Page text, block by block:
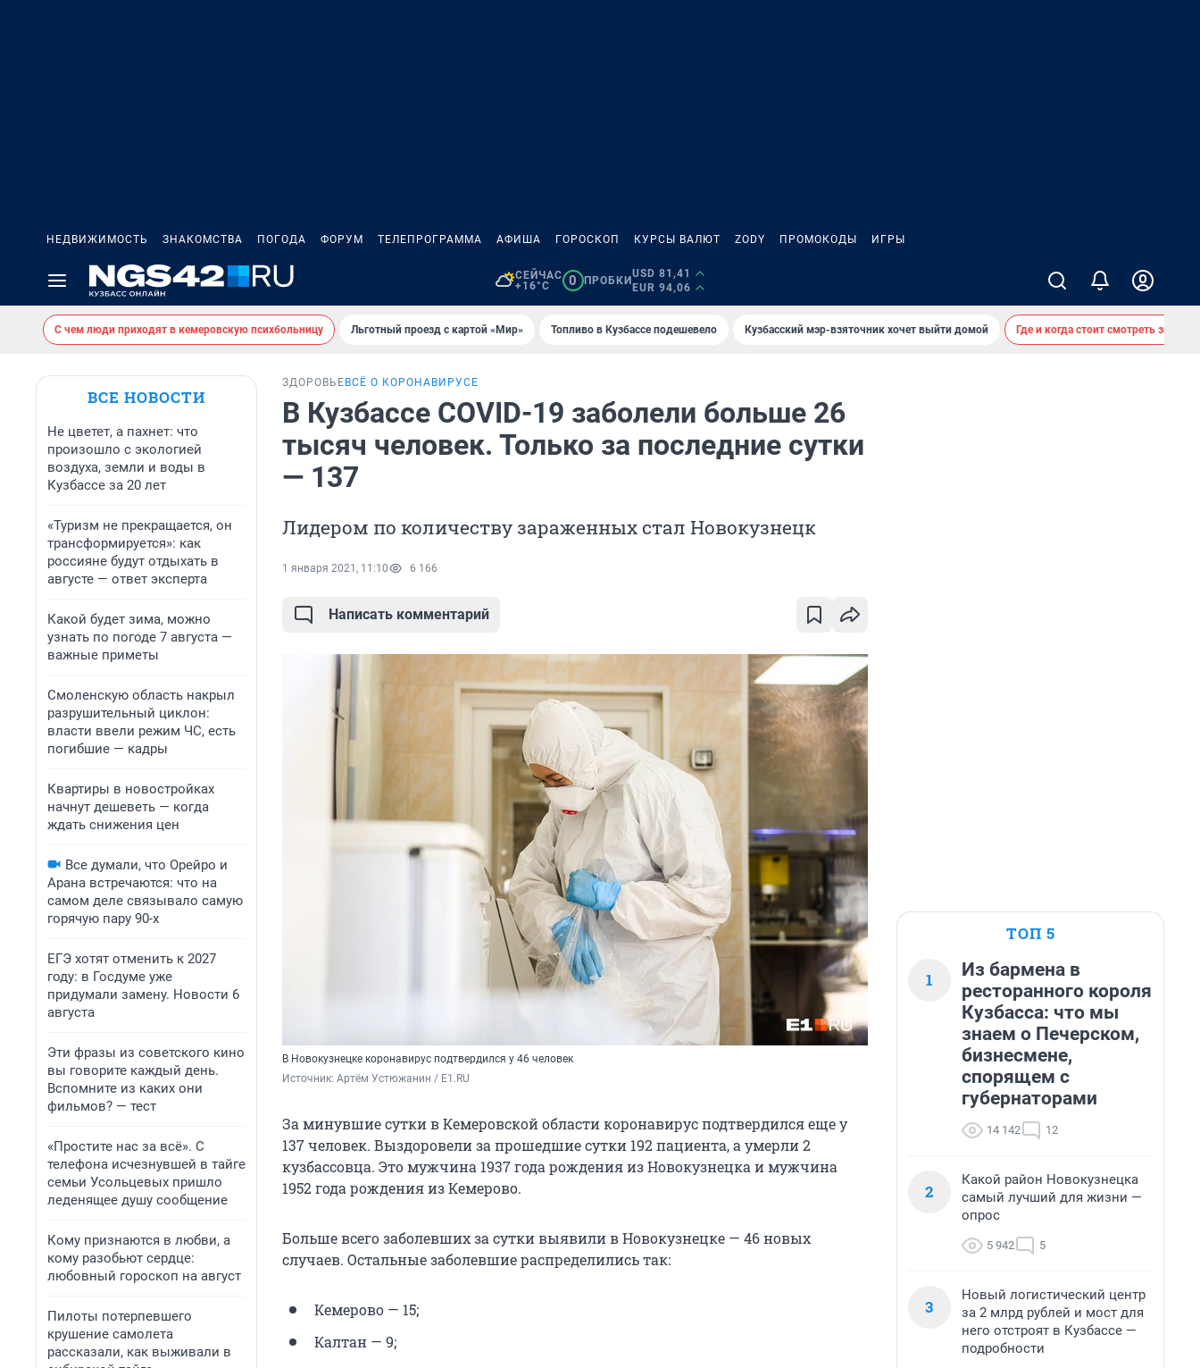
НЕДВИЖИМОСТЬ ЗНАКОМСТВА ПОГОДА ФОРУМ ТЕЛЕПРОГРАММА АФИША ГОРОСКОП КУРСЫ ВАЛЮТ ZODY ПРОМОКОДЫ ИГРЫ
СЕЙЧАС
+16°C
0 ПРОБКИ
USD 81,41
EUR 94,06
С чем люди приходят в кемеровскую психбольницу Льготный проезд с картой «Мир» Топливо в Кузбассе подешевело Кузбасский мэр-взяточник хочет выйти домой Где и когда стоит смотреть
ВСЕ НОВОСТИ
Не цветет, а пахнет: что
произошло с экологией
воздуха, земли и воды в
Кузбассе за 20 лет
«Туризм не прекращается, он
трансформируется»: как
россияне будут отдыхать в
августе — ответ эксперта
Какой будет зима, можно
узнать по погоде 7 августа —
важные приметы
Смоленскую область накрыл
разрушительный циклон:
власти ввели режим ЧС, есть
погибшие — кадры
Квартиры в новостройках
начнут дешеветь — когда
ждать снижения цен
Все думали, что Орейро и
Арана встречаются: что на
самом деле связывало самую
горячую пару 90-х
ЕГЭ хотят отменить к 2027
году: в Госдуме уже
придумали замену. Новости 6
августа
Эти фразы из советского кино
вы говорите каждый день.
Вспомните из каких они
фильмов? — тест
«Простите нас за всё». С
телефона исчезнувшей в тайге
семьи Усольцевых пришло
леденящее душу сообщение
Кому признаются в любви, а
кому разобьют сердце:
любовный гороскоп на август
Пилоты потерпевшего
крушение самолета
рассказали, как выживали в
ЗДОРОВЬЕ ВСЁ О КОРОНАВИРУСЕ
В Кузбассе COVID-19 заболели больше 26
тысяч человек. Только за последние сутки
— 137
Лидером по количеству зараженных стал Новокузнецк
1 января 2021, 11:10 6 166
Написать комментарий
В Новокузнецке коронавирус подтвердился у 46 человек
Источник: Артём Устюжанин / E1.RU
За минувшие сутки в Кемеровской области коронавирус подтвердился еще у
137 человек. Выздоровели за прошедшие сутки 192 пациента, а умерли 2
кузбассовца. Это мужчина 1937 года рождения из Новокузнецка и мужчина
1952 года рождения из Кемерово.
Больше всего заболевших за сутки выявили в Новокузнецке — 46 новых
случаев. Остальные заболевшие распределились так:
Кемерово — 15;
Калтан — 9;
ТОП 5
1
Из бармена в
ресторанного короля
Кузбасса: что мы
знаем о Печерском,
бизнесмене,
спорящем с
губернаторами
14 142 12
2
Какой район Новокузнецка
самый лучший для жизни —
опрос
5 942 5
3
Новый логистический центр
за 2 млрд рублей и мост для
него отстроят в Кузбассе —
подробности